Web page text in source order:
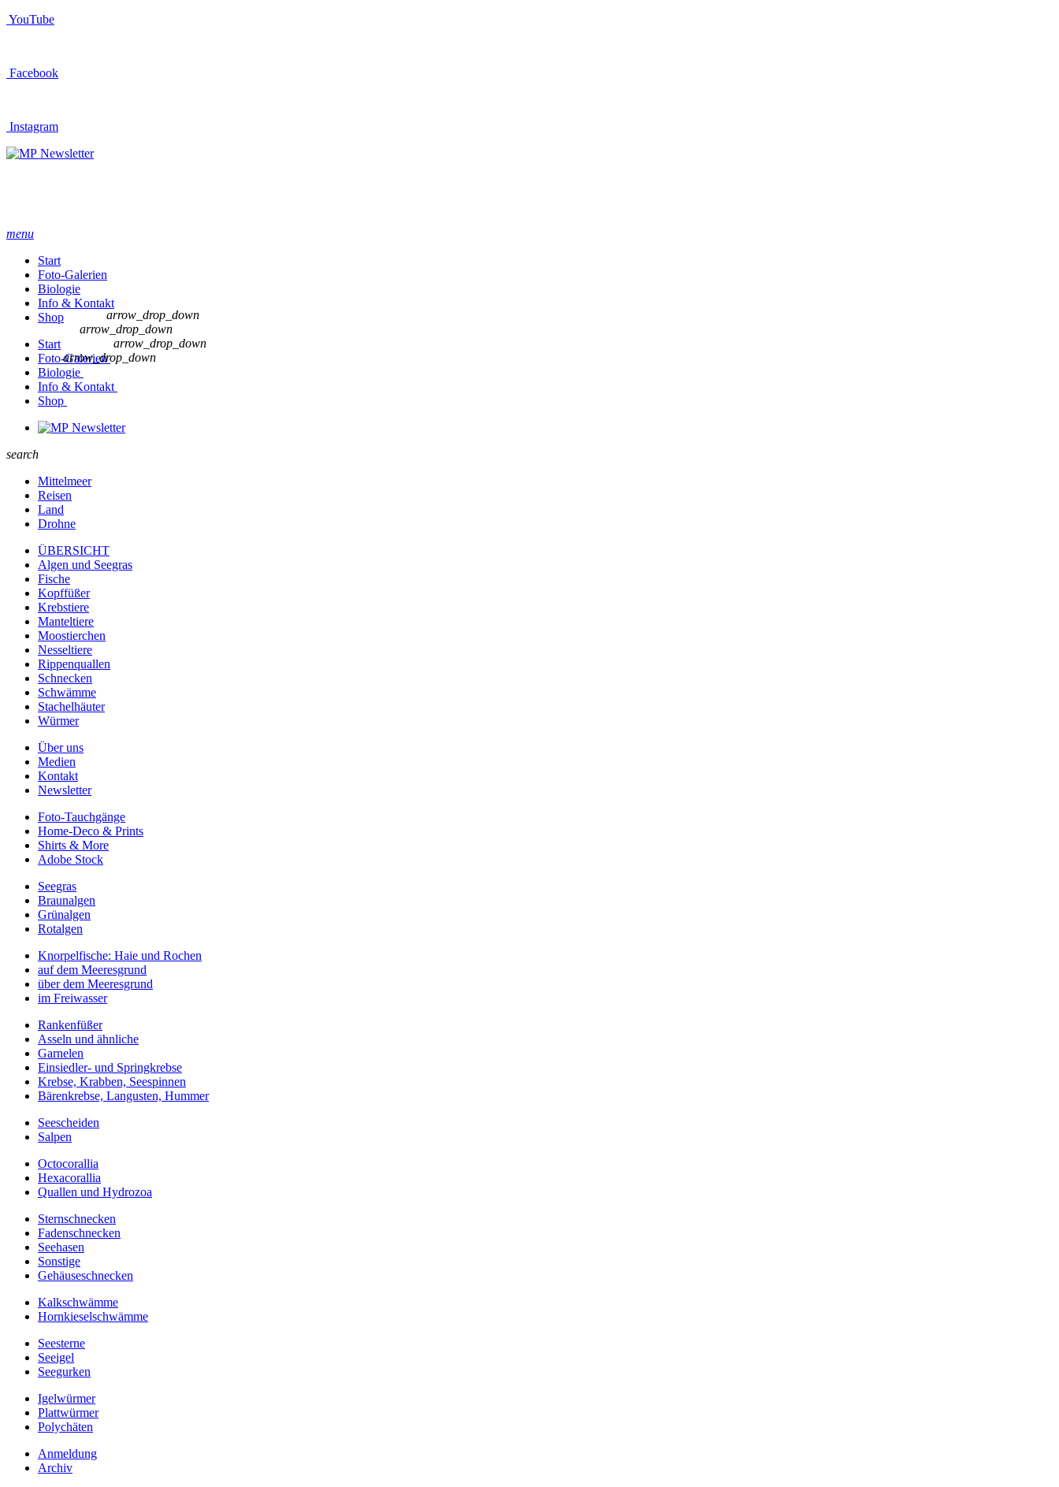
YouTube
Facebook
Instagram
Newsletter
menu
Start
Foto-Galerien
Biologie
Info & Kontakt
Shop
Start
Foto-Galerien
arrow_drop_down
Biologie
arrow_drop_down
Info & Kontakt
arrow_drop_down
Shop
arrow_drop_down
Newsletter
search
Mittelmeer
Reisen
Land
Drohne
ÜBERSICHT
Algen und Seegras
Fische
Kopffüßer
Krebstiere
Manteltiere
Moostierchen
Nesseltiere
Rippenquallen
Schnecken
Schwämme
Stachelhäuter
Würmer
Über uns
Medien
Kontakt
Newsletter
Foto-Tauchgänge
Home-Deco & Prints
Shirts & More
Adobe Stock
Seegras
Braunalgen
Grünalgen
Rotalgen
Knorpelfische: Haie und Rochen
auf dem Meeresgrund
über dem Meeresgrund
im Freiwasser
Rankenfüßer
Asseln und ähnliche
Garnelen
Einsiedler- und Springkrebse
Krebse, Krabben, Seespinnen
Bärenkrebse, Langusten, Hummer
Seescheiden
Salpen
Octocorallia
Hexacorallia
Quallen und Hydrozoa
Sternschnecken
Fadenschnecken
Seehasen
Sonstige
Gehäuseschnecken
Kalkschwämme
Hornkieselschwämme
Seesterne
Seeigel
Seegurken
Igelwürmer
Plattwürmer
Polychäten
Anmeldung
Archiv